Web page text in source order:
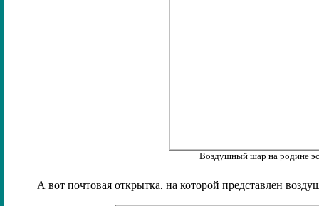
Воздушный шар на родине
А вот почтовая открытка, на которой представлен